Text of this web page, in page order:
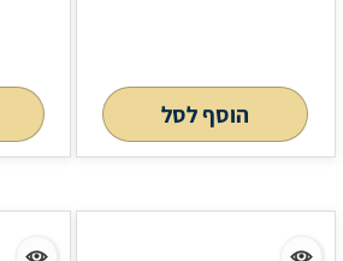
הוסף לסל